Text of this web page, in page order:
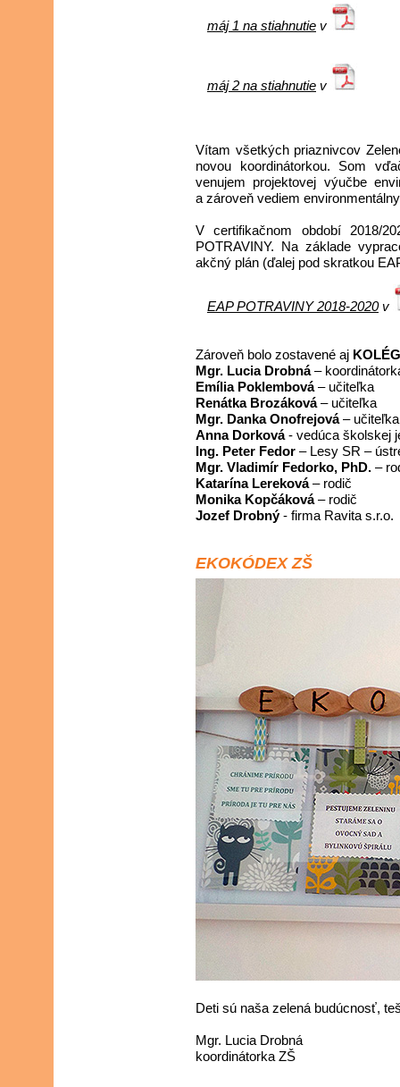
máj 1 na stiahnutie v
máj 2 na stiahnutie v
Vítam všetkých priaznivcov
novou koordinátorkou. Som
venujem projektovej výučbe
a zároveň vediem
V certifikačnom období 2018/
POTRAVINY. Na základe
akčný plán (ďalej pod skratkou
EAP POTRAVINY 2018-2020v
Zároveň bolo zostavené aj
Mgr. Lucia Drobná–
Emília Poklembová– učiteľka
Renátka Brozáková– učiteľka
Mgr. Danka Onofrejová– učiteľka
Anna Dorková- vedúca školskej
Ing. Peter Fedor – Lesy SR –
Mgr. Vladimír Fedorko, PhD. –
Katarína Lereková– rodič
Monika Kopčáková– rodič
Jozef Drobný- firma Ravita s.r.o.
EKOKÓDEX ZŠ
Deti sú naša zelená budúcnosť,
Mgr. Lucia Drobná
koordinátorka ZŠ